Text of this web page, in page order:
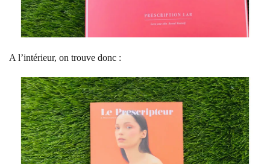
A l’intérieur, on trouve donc :